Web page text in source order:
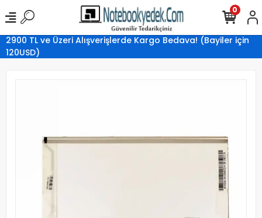
2900 TL ve Üzeri Alışverişlerde Kargo Bedava! (Bayiler için
120USD)
0